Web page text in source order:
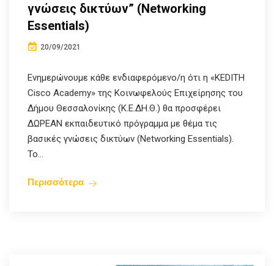
γνώσεις δικτύων” (Networking
Essentials)
20/09/2021
Ενημερώνουμε κάθε ενδιαφερόμενο/η ότι η «KEDITH
Cisco Academy» της Κοινωφελούς Επιχείρησης του
Δήμου Θεσσαλονίκης (Κ.Ε.ΔΗ.Θ.) θα προσφέρει
ΔΩΡΕΑΝ εκπαιδευτικό πρόγραμμα με θέμα τις
βασικές γνώσεις δικτύων (Networking Essentials).
Το...
Περισσότερα